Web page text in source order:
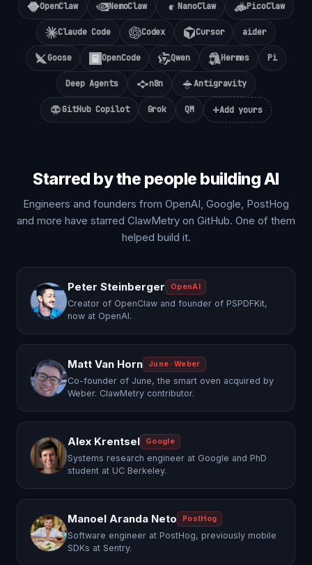
OpenClaw NemoClaw NanoClaw PicoClaw
Claude Code Codex Cursor aider
Goose OpenCode Qwen Hermes Pi
Deep Agents n8n Antigravity
GitHub Copilot Grok QM +Add yours
Starred by the people building AI
Engineers and founders from OpenAI, Google, PostHog
and more have starred ClawMetry on GitHub. One of them
helped build it.
Peter Steinberger OpenAI
Creator of OpenClaw and founder of PSPDFKit,
now at OpenAI.
Matt Van Horn June · Weber
Co-founder of June, the smart oven acquired by
Weber. ClawMetry contributor.
Alex Krentsel Google
Systems research engineer at Google and PhD
student at UC Berkeley.
Manoel Aranda Neto PostHog
Software engineer at PostHog, previously mobile
SDKs at Sentry.